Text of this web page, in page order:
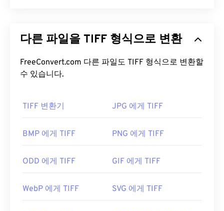
파일은 디지털 광고와 데스크톱 퍼블리싱(DTP) 분야
구조를 가지고 있어 JPEG, 무손실 압축 이미지 파일,
레이어가 있는 이미지 또는 페이지 이미지의
TIFF 파일을 어떻게 여나요?
TIFF 파일을 여는 데 가장 많이 사용되는 프로그램은
Preview입니다. 무료로 사용할 수 있는 독립 프로그
램으로는 XnView MP
가 있습니다. TIFF 파일을 여는
램을 사용할 수도 있습니다.
다른 파일을 TIFF 형식으로 변환
FreeConvert.com 다른 파일도 TIFF 형식으로 변환할
수 있습니다.
TIFF 변환기 JPG 에게 TIFF
BMP 에게 TIFF PNG 에게 TIFF
ODD 에게 TIFF GIF 에게 TIFF
WebP 에게 TIFF SVG 에게 TIFF